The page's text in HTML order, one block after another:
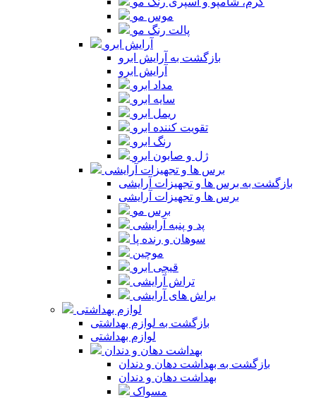
موس مو
پالت رنگ مو
آرایش ابرو
بازگشت به آرایش ابرو
آرایش ابرو
مداد ابرو
سایه ابرو
ریمل ابرو
تقویت کننده ابرو
رنگ ابرو
ژل و صابون ابرو
برس ها و تجهیزات آرایشی
بازگشت به برس ها و تجهیزات آرایشی
برس ها و تجهیزات آرایشی
برس مو
پد و پنبه آرایشی
سوهان و رنده پا
موچین
قیچی ابرو
تراش آرایشی
براش های آرایشی
لوازم بهداشتی
بازگشت به لوازم بهداشتی
لوازم بهداشتی
بهداشت دهان و دندان
بازگشت به بهداشت دهان و دندان
بهداشت دهان و دندان
مسواک